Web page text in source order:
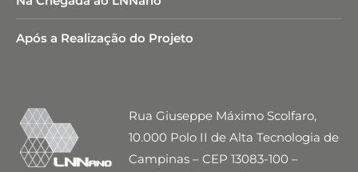
Após a Realização do Projeto
Rua Giuseppe Máximo Scolfaro,
10.000 Polo II de Alta Tecnologia de
Campinas – CEP 13083-100 –